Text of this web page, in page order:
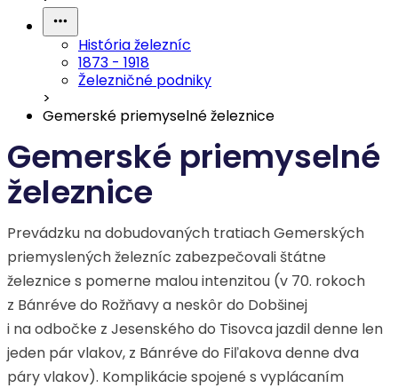
História železníc
1873 - 1918
Železničné podniky
>
Gemerské priemyselné železnice
Gemerské priemyselné
železnice
Prevádzku na dobudovaných tratiach Gemerských
priemyslených železníc zabezpečovali štátne
železnice s pomerne malou intenzitou (v 70. rokoch
z Bánréve do Rožňavy a neskôr do Dobšinej
i na odbočke z Jesenského do Tisovca jazdil denne len
jeden pár vlakov, z Bánréve do Fiľakova denne dva
páry vlakov). Komplikácie spojené s vyplácaním